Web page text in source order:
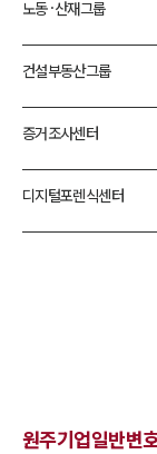
노동·산재그룹
건설부동산그룹
증거조사센터
디지털포렌식센터
원주기업일반변